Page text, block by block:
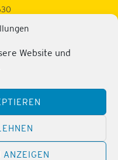
Website und
ANZEIGEN